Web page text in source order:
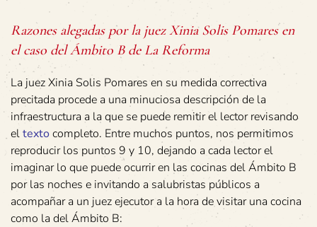
Razones alegadas por la juez Xinia Solis Pomares en
el caso del Ámbito B de La Reforma
La juez Xinia Solis Pomares en su medida correctiva
precitada procede a una minuciosa descripción de la
infraestructura a la que se puede remitir el lector revisando
eltexto completo. Entre muchos puntos, nos permitimos
reproducir los puntos 9 y 10, dejando a cada lector el
imaginar lo que puede ocurrir en las cocinas del Ámbito B
por las noches e invitando a salubristas públicos a
acompañar a un juez ejecutor a la hora de visitar una cocina
como la del Ámbito B: